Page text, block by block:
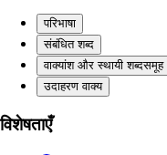
परिभाषा
संबंधित शब्द
वाक्यांश और स्थायी शब्दसमूह
उदाहरण वाक्य
विशेषताएँ